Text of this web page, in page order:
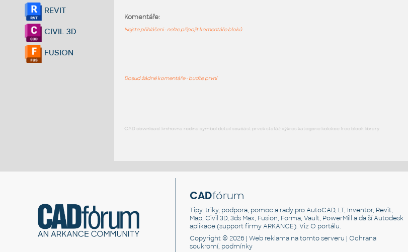
REVIT
CIVIL 3D
FUSION
Komentáře:
Nejste přihlášeni - nelze připojit komentáře bloků
Dosud žádné komentáře - buďte první
CAD download: knihovna rodina symbol detail součást prvek stafáž výkres kategorie kolekce free block library
CADfórum
Tipy, triky, podpora, pomoc a rady pro AutoCAD, LT, Inventor, Revit,
Map, Civil 3D, 3ds Max, Fusion, Forma, Vault, PowerMill a další Autodesk
aplikace (support firmy ARKANCE). VizO portálu.
Copyright © 2026 |Web reklama na tomto serveru |Ochrana
soukromí, podmínky